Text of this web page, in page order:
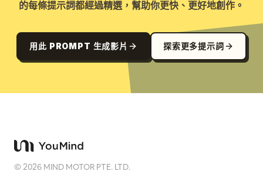
的每條提示詞都經過精選，幫助你更快、更好地創作。
用此 PROMPT 生成影片 探索更多提示詞
©2026 MIND MOTOR PTE. LTD.